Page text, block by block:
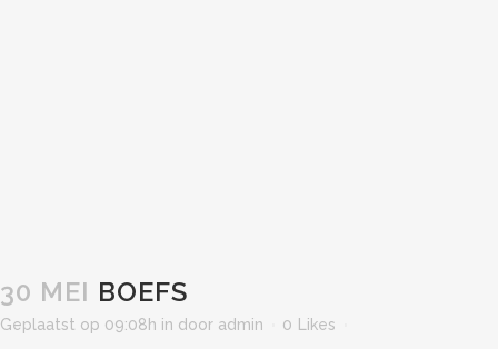
30 MEI BOEFS
Geplaatst op 09:08h in door admin 0 Likes